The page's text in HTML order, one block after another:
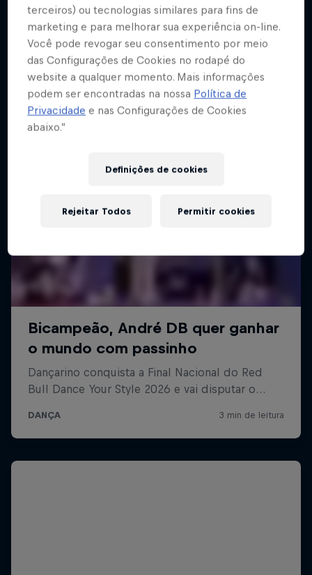
Mais
terceiros) ou tecnologias similares para fins de
marketing e para melhorar sua experiência on-line.
Você pode revogar seu consentimento por meio
das Configurações de Cookies no rodapé do
website a qualquer momento. Mais informações
podem ser encontradas na nossa Política de
Privacidade e nas Configurações de Cookies
abaixo.”
Definições de cookies
Rejeitar Todos Permitir cookies